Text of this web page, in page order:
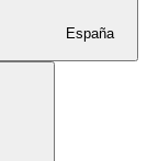
España